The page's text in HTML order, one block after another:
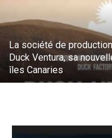
La société de
Duck Ventura, sa
îles Canaries